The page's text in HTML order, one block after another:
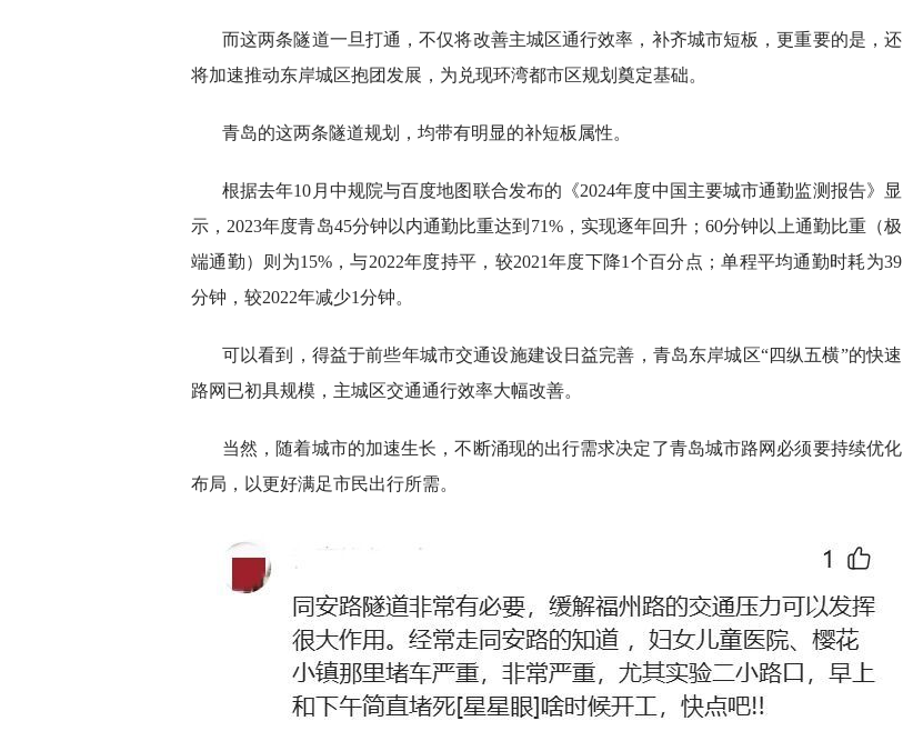
而这两条隧道一旦打通，不仅将改善主城区通行效率，补齐城市短板，更重要的是，还
将加速推动东岸城区抱团发展，为兑现环湾都市区规划奠定基础。
青岛的这两条隧道规划，均带有明显的补短板属性。
根据去年10月中规院与百度地图联合发布的《2024年度中国主要城市通勤监测报告》显
示，2023年度青岛45分钟以内通勤比重达到71%，实现逐年回升；60分钟以上通勤比重（极
端通勤）则为15%，与2022年度持平，较2021年度下降1个百分点；单程平均通勤时耗为39
分钟，较2022年减少1分钟。
可以看到，得益于前些年城市交通设施建设日益完善，青岛东岸城区“四纵五横”的快速
路网已初具规模，主城区交通通行效率大幅改善。
当然，随着城市的加速生长，不断涌现的出行需求决定了青岛城市路网必须要持续优化
布局，以更好满足市民出行所需。